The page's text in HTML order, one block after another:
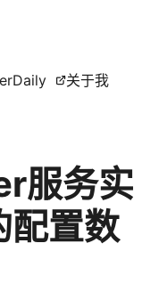
关于我
服务实
配置数